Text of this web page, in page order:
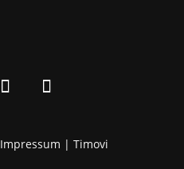
Impressum |Timovi